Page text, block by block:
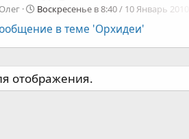
Воскресенье в 8:40 / 10 Январь 2010г.
в теме 'Орхидеи'
отображения.